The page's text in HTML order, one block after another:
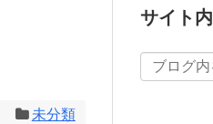
未分類
サイト